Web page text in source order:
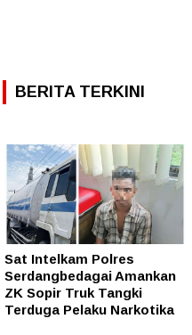
BERITA TERKINI
Sat Intelkam Polres
Serdangbedagai Amankan
ZK Sopir Truk Tangki
Terduga Pelaku Narkotika